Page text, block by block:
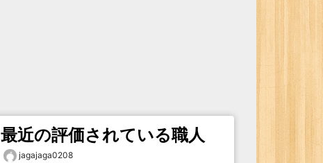
最近の評価されている職人
jagajaga0208